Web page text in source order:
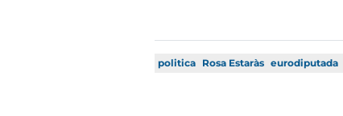
politica Rosa Estaràs eurodiputada